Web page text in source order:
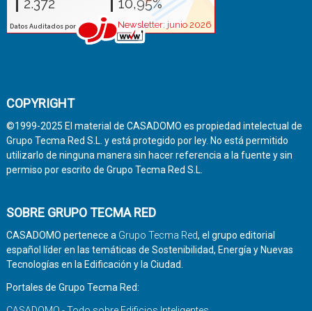
COPYRIGHT
©1999-2025 El material de CASADOMO es propiedad intelectual de
Grupo Tecma Red S.L. y está protegido por ley. No está permitido
utilizarlo de ninguna manera sin hacer referencia a la fuente y sin
permiso por escrito de Grupo Tecma Red S.L.
SOBRE GRUPO TECMA RED
CASADOMO pertenece a Grupo Tecma Red, el grupo editorial
español líder en las temáticas de Sostenibilidad, Energía y Nuevas
Tecnologías en la Edificación y la Ciudad.
Portales de Grupo Tecma Red: